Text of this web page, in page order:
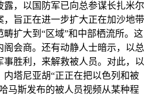
，以国防军已向总参谋长扎米尔
旨正在进一步扩大正在加沙地带
扩大到“区域”和中部栖流所。这
会商。还有动静人士暗示，以总
胜利，来解救被人员。对此，以
塔尼亚胡“正正在把以色列和被
马斯发布的被人员视频从某种程